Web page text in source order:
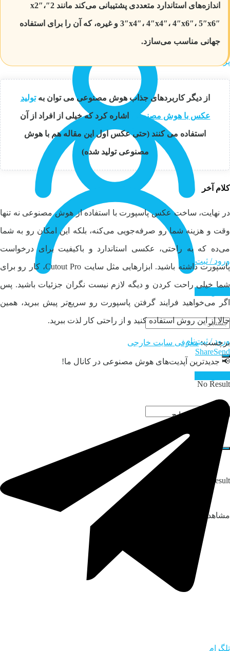
ورود / ثبت‌نام
No Result
مشاهده همه نتایج
ورود / ثبت‌نام
No Result
مشاهده همه نتایج
اندازه‌های استاندارد متعددی پشتیبانی می‌کند مانند 2″x2″،
3″x4″، 4″x4″، 4″x6″، 5″x6″ و غیره، که آن را برای استفاده
جهانی مناسب می‌سازد.
از دیگر کاربردهای جذاب هوش مصنوعی می توان بهتولید
عکس با هوش مصنوعی اشاره کرد که خیلی از افراد از آن
استفاده می کنند (حتی عکس اول این مقاله هم با هوش
مصنوعی تولید شده)
کلام آخر
در نهایت، ساخت عکس پاسپورت با استفاده از هوش مصنوعی نه تنها
وقت و هزینه شما رو صرفه‌جویی می‌کنه، بلکه این امکان رو به شما
می‌ده که به راحتی، عکسی استاندارد و باکیفیت برای درخواست
پاسپورت داشته باشید. ابزارهایی مثل سایت Cutout Pro، کار رو برای
شما خیلی راحت کردن و دیگه لازم نیست نگران جزئیات باشید. پس
اگر می‌خواهید فرایند گرفتن پاسپورت رو سریع‌تر پیش ببرید، همین
حالا از این روش استفاده کنید و از راحتی کار لذت ببرید.
برچسب: معرفی سایت خارجی
ShareSend
📢 جدیدترین آپدیت‌های هوش مصنوعی در کانال ما!
تلگرام